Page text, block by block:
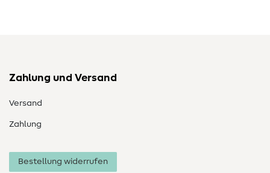
Zahlung und Versand
Versand
Zahlung
Bestellung widerrufen